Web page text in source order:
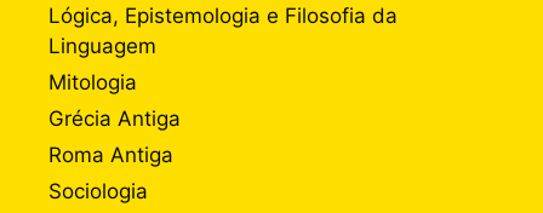
Lógica, Epistemologia e Filosofia da
Linguagem
Mitologia
Grécia Antiga
Roma Antiga
Sociologia